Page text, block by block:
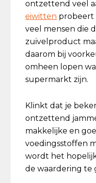
ontzettend veel
eiwitten probeert
veel mensen die
zuivelproduct
daarom bij
omheen lopen
supermarkt zijn.
Klinkt dat je
ontzettend
makkelijke en
voedingsstoffen
wordt het
de waardering te